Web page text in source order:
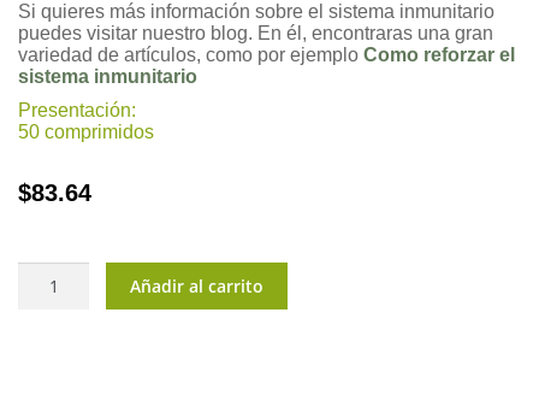
Si quieres más información sobre el sistema inmunitario
puedes visitar nuestro blog. En él, encontraras una gran
variedad de artículos, como por ejemplo Como reforzar el
sistema inmunitario
Presentación:
50 comprimidos
$83.64
cantidad
Añadir al carrito